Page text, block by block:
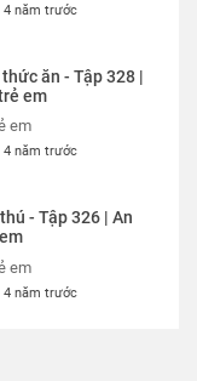
4 năm trước
ăn - Tập 328 |
em
em
4 năm trước
- Tập 326 | An
em
4 năm trước